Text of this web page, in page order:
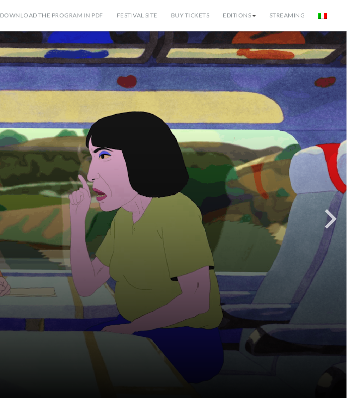
DOWNLOAD THE PROGRAM IN PDF FESTIVAL SITE BUY TICKETS EDITIONS STREAMING